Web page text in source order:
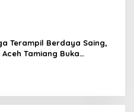
Terampil Berdaya Saing,
Tamiang Buka